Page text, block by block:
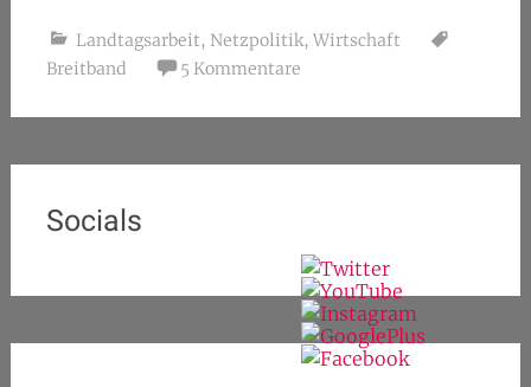
Landtagsarbeit, Netzpolitik, Wirtschaft
Breitband
5 Kommentare
Socials